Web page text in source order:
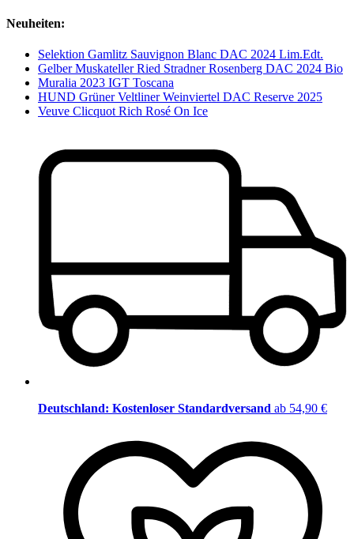
Neuheiten:
Selektion Gamlitz Sauvignon Blanc DAC 2024 Lim.Edt.
Gelber Muskateller Ried Stradner Rosenberg DAC 2024 Bio
Muralia 2023 IGT Toscana
HUND Grüner Veltliner Weinviertel DAC Reserve 2025
Veuve Clicquot Rich Rosé On Ice
Deutschland: Kostenloser Standardversand ab 54,90 €